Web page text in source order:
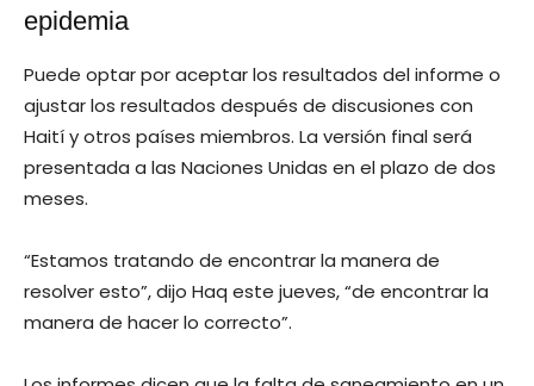
epidemia
Puede optar por aceptar los resultados del informe o
ajustar los resultados después de discusiones con
Haití y otros países miembros. La versión final será
presentada a las Naciones Unidas en el plazo de dos
meses.
“Estamos tratando de encontrar la manera de
resolver esto”, dijo Haq este jueves, “de encontrar la
manera de hacer lo correcto”.